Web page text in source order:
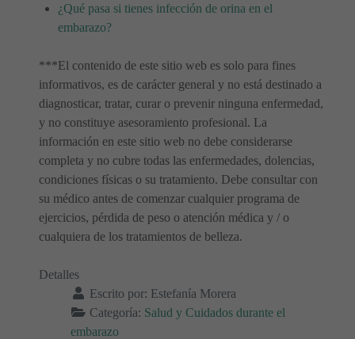
¿Qué pasa si tienes infección de orina en el
embarazo?
***El contenido de este sitio web es solo para fines
informativos, es de carácter general y no está destinado a
diagnosticar, tratar, curar o prevenir ninguna enfermedad,
y no constituye asesoramiento profesional. La
información en este sitio web no debe considerarse
completa y no cubre todas las enfermedades, dolencias,
condiciones físicas o su tratamiento. Debe consultar con
su médico antes de comenzar cualquier programa de
ejercicios, pérdida de peso o atención médica y / o
cualquiera de los tratamientos de belleza.
Detalles
Escrito por: Estefanía Morera
Categoría: Salud y Cuidados durante el
embarazo